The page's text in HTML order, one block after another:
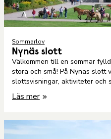
Sommarlov
Nynäs slott
Välkommen till en sommar
stora och små! På Nynäs slott
slottsvisningar, aktiviteter och
Läs mer